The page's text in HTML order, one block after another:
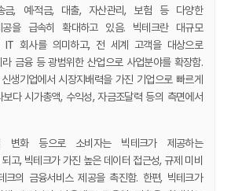
금, 예·적금, 대출, 자산관리, 보험 등 다양한
을 급속히 확대하고 있음. 빅테크란 대규모
IT 회사를 의미하고, 전 세계 고객을 대상으로
금융 등 광범위한 산업으로 사업분야를 확장함.
생기업에서 시장지배력을 가진 기업으로 빠르게
다 시가총액, 수익성, 자금조달력 등의 측면에서
변화 등으로 소비자는 빅테크가 제공하는
고, 빅테크가 가진 높은 데이터 접근성, 규제 미비
의 금융서비스 제공을 촉진함. 한편, 빅테크가